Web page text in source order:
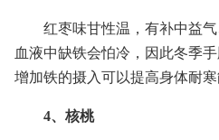
红枣味甘性温，有补中益
血液中缺铁会怕冷，因此冬季
增加铁的摄入可以提高身体耐寒
4、核桃